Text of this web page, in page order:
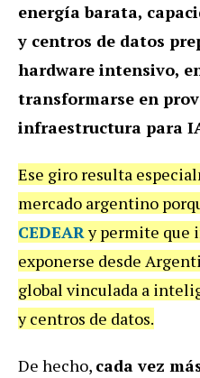
energía barata,
y centros de datos
hardware intensivo,
transformarse en
infraestructura para
Ese giro resulta
mercado argentino
CEDEARy permite que
exponerse desde
global vinculada a
y centros de datos.
De hecho, cada vez